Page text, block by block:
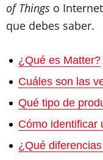
of Things o
que debes saber.
¿Qué es Matter?
Cuáles son las
Qué tipo de
Cómo identificar
¿Qué